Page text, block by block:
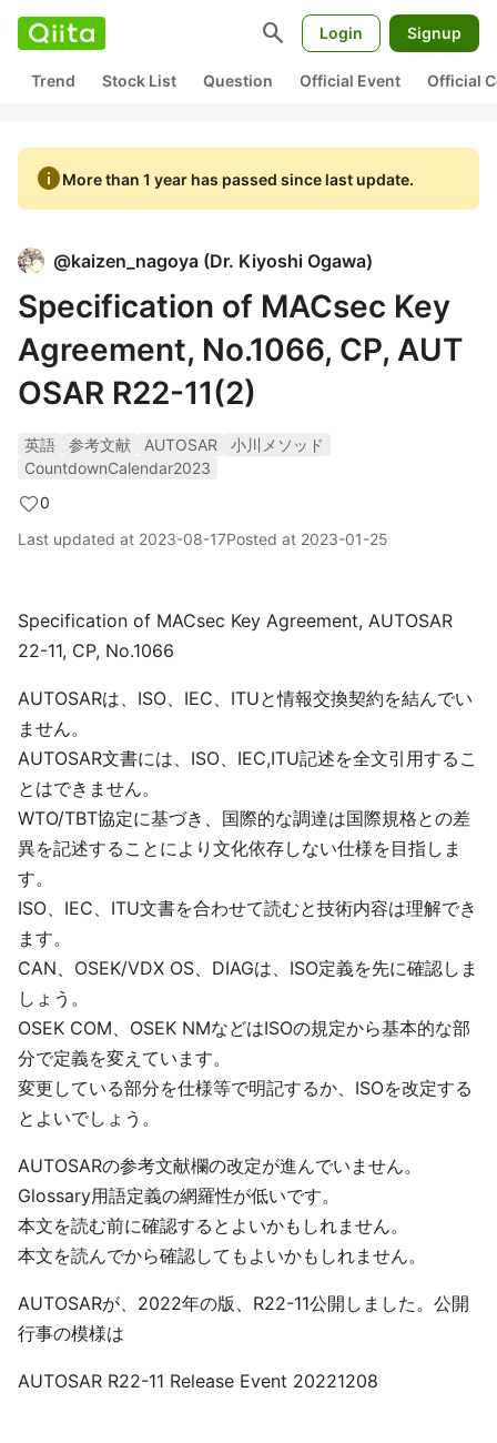
search Login Signup
Trend Stock List Question Official Event Official
infoMore than 1 year has passed since last update.
@kaizen_nagoya (Dr. Kiyoshi Ogawa)
Specification of MACsec Key
Agreement, No.1066, CP, AUT
OSAR R22-11(2)
英語 参考文献 AUTOSAR
小川メソッド
CountdownCalendar2023
0
Last updated at 2023-08-17Posted at 2023-01-25
Specification of MACsec Key Agreement, AUTOSAR
22-11, CP, No.1066
AUTOSARは、ISO、IEC、ITUと情報交換契約を結んでい
ません。
AUTOSAR文書には、ISO、IEC,ITU記述を全文引用するこ
とはできません。
WTO/TBT協定に基づき、国際的な調達は国際規格との差
異を記述することにより文化依存しない仕様を目指しま
す。
ISO、IEC、ITU文書を合わせて読むと技術内容は理解でき
ます。
CAN、OSEK/VDX OS、DIAGは、ISO定義を先に確認しま
しょう。
OSEK COM、OSEK NMなどはISOの規定から基本的な部
分で定義を変えています。
変更している部分を仕様等で明記するか、ISOを改定する
とよいでしょう。
AUTOSARの参考文献欄の改定が進んでいません。
Glossary用語定義の網羅性が低いです。
本文を読む前に確認するとよいかもしれません。
本文を読んでから確認してもよいかもしれません。
AUTOSARが、2022年の版、R22-11公開しました。公開
行事の模様は
AUTOSAR R22-11 Release Event 20221208